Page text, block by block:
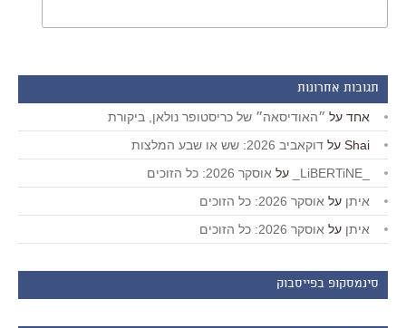
תגובות אחרונות
אחד על ״האודיסאה״ של כריסטופר נולאן, ביקורת
Shai על דוקאביב 2026: שש או שבע המלצות
על אוסקר 2026: כל הזוכים
איתן על אוסקר 2026: כל הזוכים
איתן על אוסקר 2026: כל הזוכים
סינמסקופ בפייסבוק